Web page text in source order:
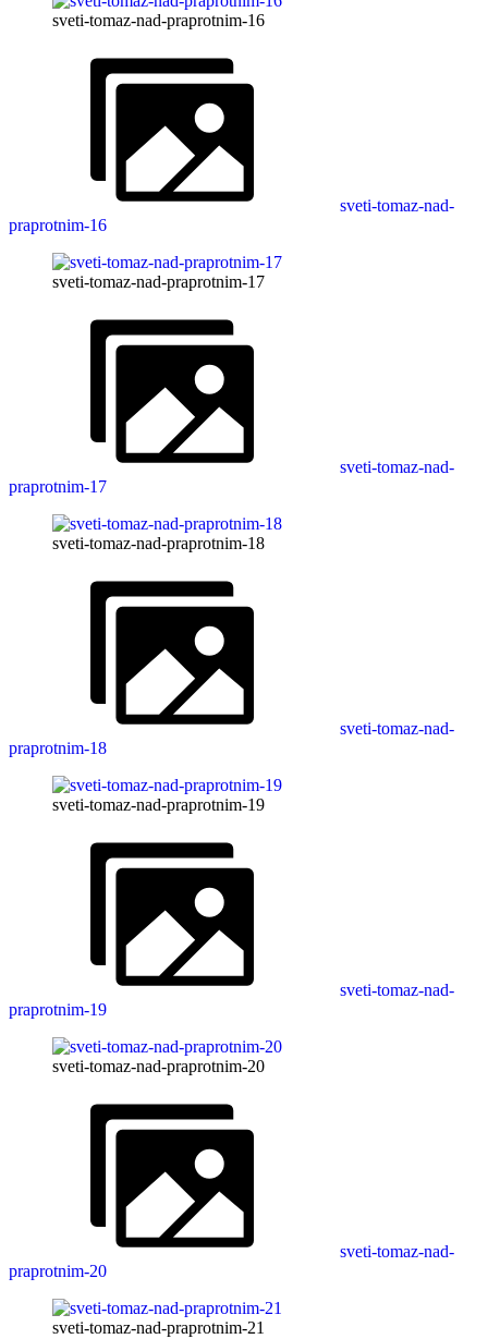
sveti-tomaz-nad-praprotnim-16
sveti-tomaz-nad-
praprotnim-16
sveti-tomaz-nad-praprotnim-17
sveti-tomaz-nad-
praprotnim-17
sveti-tomaz-nad-praprotnim-18
sveti-tomaz-nad-
praprotnim-18
sveti-tomaz-nad-praprotnim-19
sveti-tomaz-nad-
praprotnim-19
sveti-tomaz-nad-praprotnim-20
sveti-tomaz-nad-
praprotnim-20
sveti-tomaz-nad-praprotnim-21